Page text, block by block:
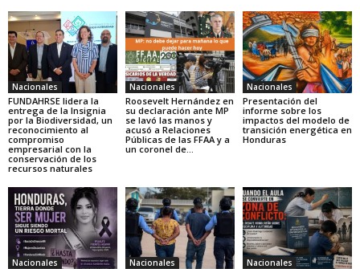
Nacionales
FUNDAHRSE lidera la
entrega de la Insignia
por la Biodiversidad, un
reconocimiento al
compromiso
empresarial con la
conservación de los
recursos naturales
Nacionales
Roosevelt Hernández en
su declaración ante MP
se lavó las manos y
acusó a Relaciones
Públicas de las FFAA y a
un coronel de...
Nacionales
Presentación del
informe sobre los
impactos del modelo de
transición energética en
Honduras
Nacionales Nacionales Nacionales